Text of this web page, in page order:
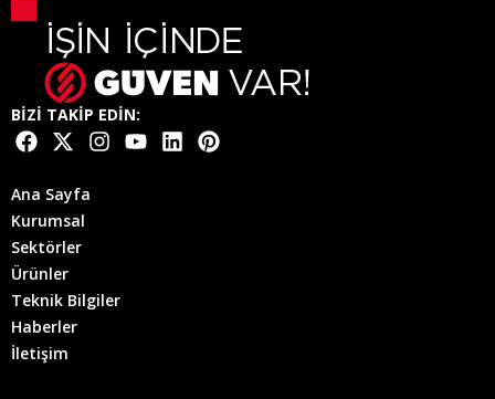
BİZİ TAKİP EDİN:
Ana Sayfa
Kurumsal
Sektörler
Ürünler
Teknik Bilgiler
Haberler
İletişim